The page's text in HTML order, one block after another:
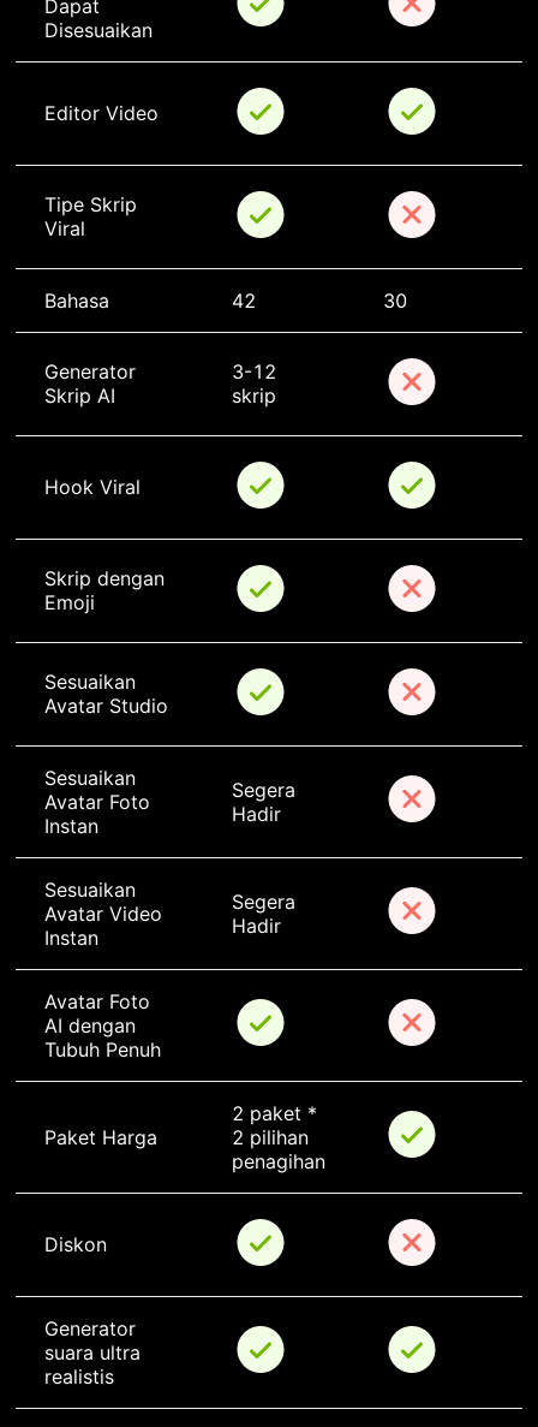
Dapat
Disesuaikan
Editor Video
Tipe Skrip
Viral
Bahasa 42 30
Generator
Skrip AI
3-12
skrip
Hook Viral
Skrip dengan
Emoji
Sesuaikan
Avatar Studio
Sesuaikan
Avatar Foto
Instan
Segera
Hadir
Sesuaikan
Avatar Video
Instan
Segera
Hadir
Avatar Foto
AI dengan
Tubuh Penuh
Paket Harga
2 paket *
2 pilihan
penagihan
Diskon
Generator
suara ultra
realistis